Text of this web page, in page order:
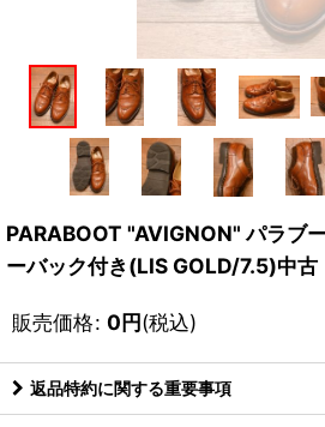
PARABOOT "AVIGNON" パラブ
ーバック付き(LIS GOLD/7.5)中古
販売価格: 0円(税込)
返品特約に関する重要事項